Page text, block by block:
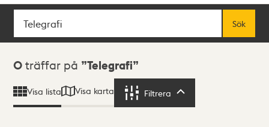
Sök
Sök
Sökresultat
0 träffar på Telegrafi
Visa lista Visa karta Filtrera